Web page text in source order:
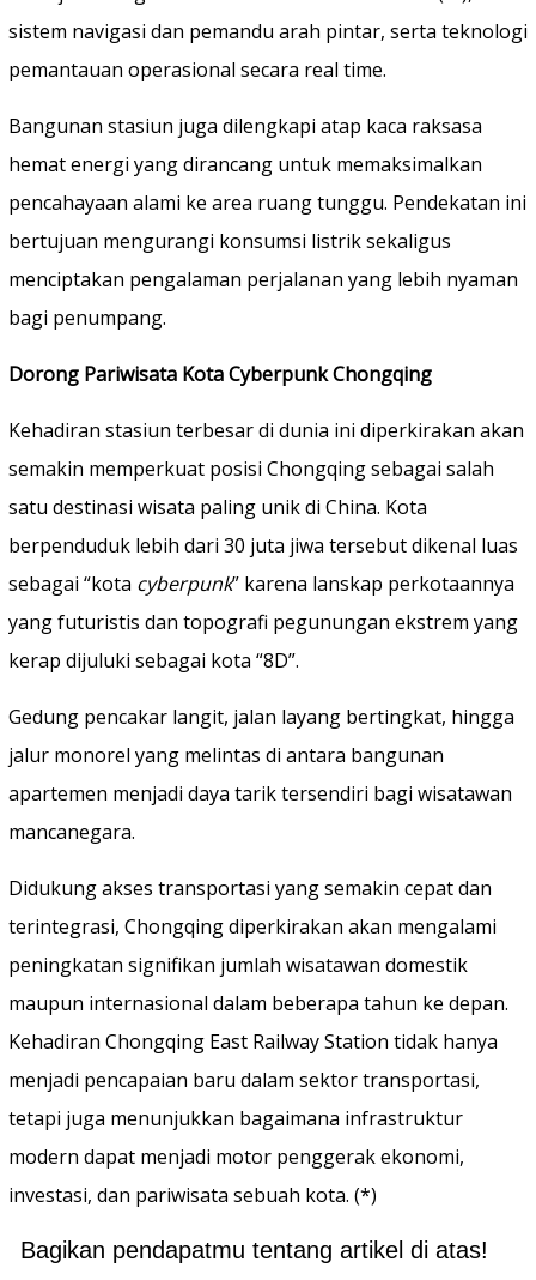
sistem navigasi dan pemandu arah pintar, serta teknologi
pemantauan operasional secara real time.
Bangunan stasiun juga dilengkapi atap kaca raksasa
hemat energi yang dirancang untuk memaksimalkan
pencahayaan alami ke area ruang tunggu. Pendekatan ini
bertujuan mengurangi konsumsi listrik sekaligus
menciptakan pengalaman perjalanan yang lebih nyaman
bagi penumpang.
Dorong Pariwisata Kota Cyberpunk Chongqing
Kehadiran stasiun terbesar di dunia ini diperkirakan akan
semakin memperkuat posisi Chongqing sebagai salah
satu destinasi wisata paling unik di China. Kota
berpenduduk lebih dari 30 juta jiwa tersebut dikenal luas
sebagai “kota cyberpunk” karena lanskap perkotaannya
yang futuristis dan topografi pegunungan ekstrem yang
kerap dijuluki sebagai kota “8D”.
Gedung pencakar langit, jalan layang bertingkat, hingga
jalur monorel yang melintas di antara bangunan
apartemen menjadi daya tarik tersendiri bagi wisatawan
mancanegara.
Didukung akses transportasi yang semakin cepat dan
terintegrasi, Chongqing diperkirakan akan mengalami
peningkatan signifikan jumlah wisatawan domestik
maupun internasional dalam beberapa tahun ke depan.
Kehadiran Chongqing East Railway Station tidak hanya
menjadi pencapaian baru dalam sektor transportasi,
tetapi juga menunjukkan bagaimana infrastruktur
modern dapat menjadi motor penggerak ekonomi,
investasi, dan pariwisata sebuah kota. (*)
Bagikan pendapatmu tentang artikel di atas!